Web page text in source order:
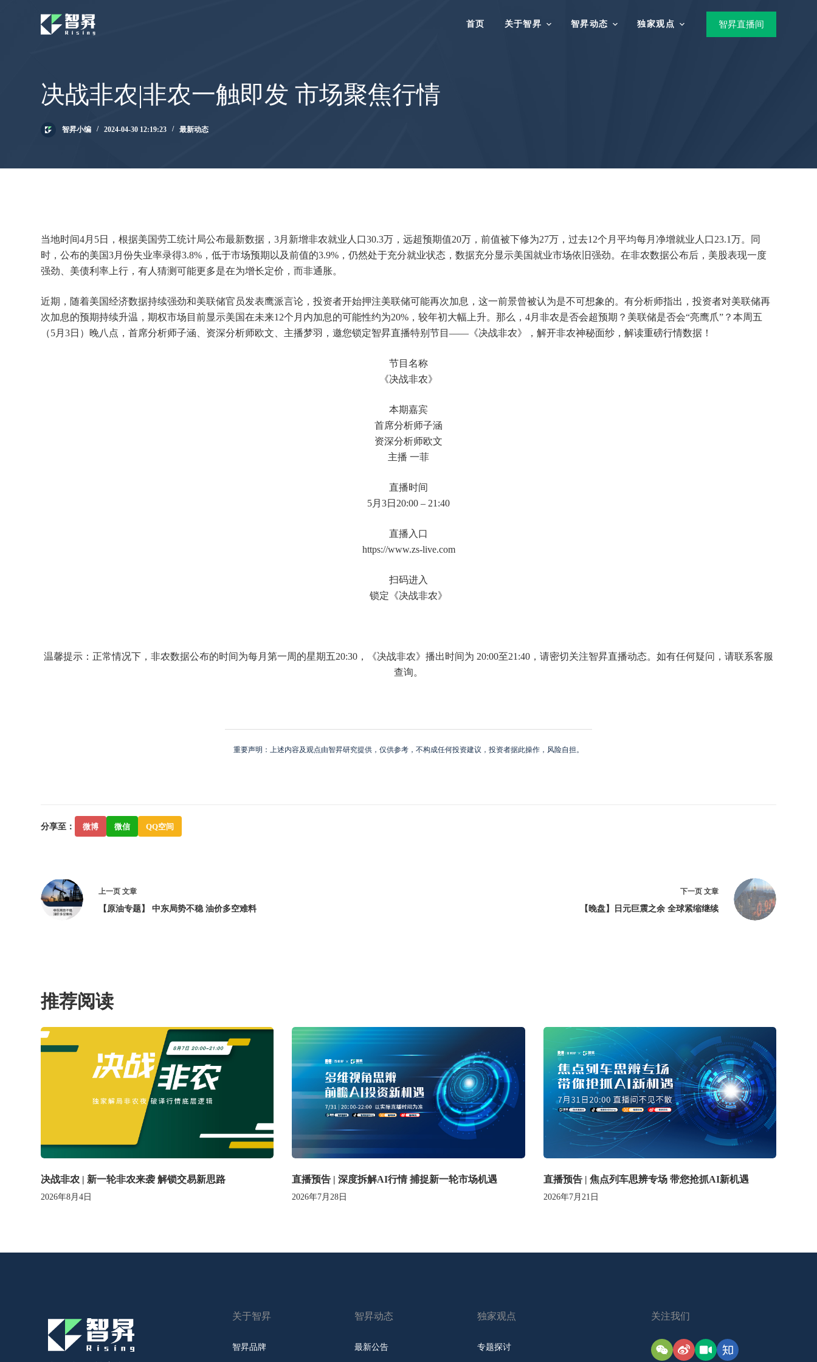
首页 关于智昇 智昇动态 独家观点 智昇直播间
决战非农|非农一触即发 市场聚焦行情
智昇小编 2024-04-30 12:19:23 最新动态
当地时间4月5日，根据美国劳工统计局公布最新数据，3月新增非农就业人口30.3万，远超预期值20万，前值被下修为27万，过去12个月平均每月净增就业人口23.1万。同
时，公布的美国3月份失业率录得3.8%，低于市场预期以及前值的3.9%，仍然处于充分就业状态，数据充分显示美国就业市场依旧强劲。在非农数据公布后，美股表现一度
强劲、美债利率上行，有人猜测可能更多是在为增长定价，而非通胀。
近期，随着美国经济数据持续强劲和美联储官员发表鹰派言论，投资者开始押注美联储可能再次加息，这一前景曾被认为是不可想象的。有分析师指出，投资者对美联储再
次加息的预期持续升温，期权市场目前显示美国在未来12个月内加息的可能性约为20%，较年初大幅上升。那么，4月非农是否会超预期？美联储是否会“亮鹰爪”？本周五
（5月3日）晚八点，首席分析师子涵、资深分析师欧文、主播梦羽，邀您锁定智昇直播特别节目——《决战非农》，解开非农神秘面纱，解读重磅行情数据！
节目名称
《决战非农》
本期嘉宾
首席分析师子涵
资深分析师欧文
主播 一菲
直播时间
5月3日20:00 – 21:40
直播入口
https://www.zs-live.com
扫码进入
锁定《决战非农》
温馨提示：正常情况下，非农数据公布的时间为每月第一周的星期五20:30，《决战非农》播出时间为 20:00至21:40，请密切关注智昇直播动态。如有任何疑问，请联系客服
查询。
重要声明：上述内容及观点由智昇研究提供，仅供参考，不构成任何投资建议，投资者据此操作，风险自担。
分享至： 微博 微信 QQ空间
上一页文章
【原油专题】 中东局势不稳 油价多空难料
下一页 文章
【晚盘】日元巨震之余 全球紧缩继续
推荐阅读
决战非农 | 新一轮非农来袭 解锁交易新思路
2026年8月4日
直播预告 | 深度拆解AI行情 捕捉新一轮市场机遇
2026年7月28日
直播预告 | 焦点列车思辨专场 带您抢抓AI新机遇
2026年7月21日
关于智昇
智昇品牌
智昇动态
最新公告
独家观点
专题探讨
关注我们